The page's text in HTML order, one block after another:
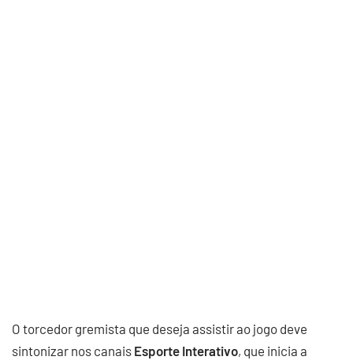
O torcedor gremista que deseja assistir ao jogo deve
sintonizar nos canais Esporte Interativo, que inicia a